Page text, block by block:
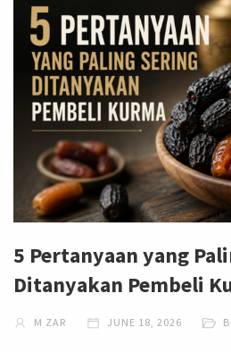
5 Pertanyaan yang
Ditanyakan Pembeli
M ZAR JUNE 18, 2026